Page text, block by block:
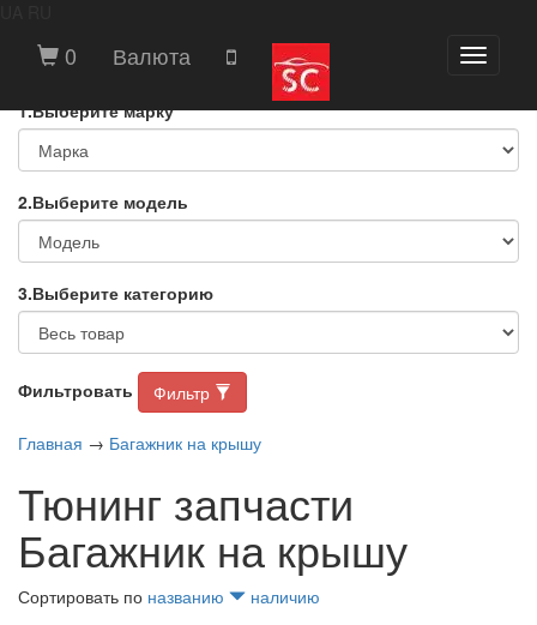
Toggle
0 Валюта
ВЫБЕРИТЕ МАРКУ И МОДЕЛЬ
АВТОМОБИЛЯ
1.Выберите марку
2.Выберите модель
3.Выберите категорию
Фильтровать Фильтр
Главная → Багажник на крышу
Тюнинг запчасти
Багажник на крышу
Сортировать по названию наличию